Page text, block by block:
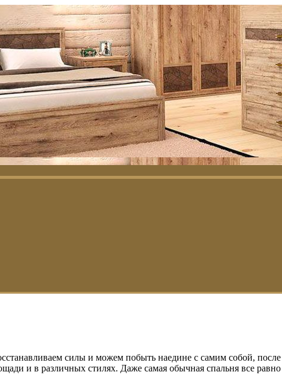
силы и можем побыть наедине с самим собой,
и в различных стилях. Даже самая обычная спальня все